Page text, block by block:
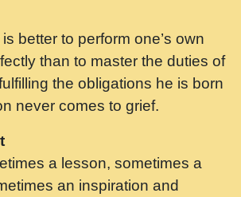
अपरध लडडल शर रध.... Shri
ji maharaj.mp3
का ध्यान लगा - भजन भाव - 2018 -
Swami Gyananand Ji
तलब ह नकज कमर Yahi Hasraten
Pravah #bhajan.mp3
better to perform one’s own
than to master the duties of
the obligations he is born
never comes to grief.
a lesson, sometimes a
an inspiration and